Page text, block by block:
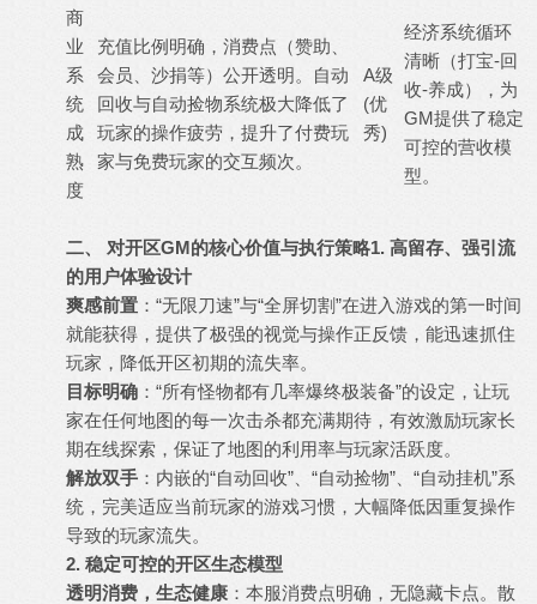
商
业
系
统
成
熟
度
充值比例明确，消费点（赞助、
会员、沙捐等）公开透明。自动
回收与自动捡物系统极大降低了
玩家的操作疲劳，提升了付费玩
家与免费玩家的交互频次。
A级
(优
秀)
经济系统循环
清晰（打宝-回
收-养成），为
GM提供了稳定
可控的营收模
型。
二、 对开区GM的核心价值与执行策略1. 高留存、强引流
的用户体验设计
爽感前置 ：“无限刀速”与“全屏切割”在进入游戏的第一时间
就能获得，提供了极强的视觉与操作正反馈，能迅速抓住
玩家，降低开区初期的流失率。
目标明确 ：“所有怪物都有几率爆终极装备”的设定，让玩
家在任何地图的每一次击杀都充满期待，有效激励玩家长
期在线探索，保证了地图的利用率与玩家活跃度。
解放双手 ：内嵌的“自动回收”、“自动捡物”、“自动挂机”系
统，完美适应当前玩家的游戏习惯，大幅降低因重复操作
导致的玩家流失。
2. 稳定可控的开区生态模型
透明消费，生态健康 ：本服消费点明确，无隐藏卡点。散